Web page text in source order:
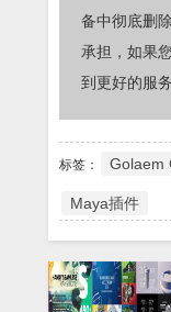
备中彻底删
承担，如果
到更好的服务
标签： Golaem
Maya插件